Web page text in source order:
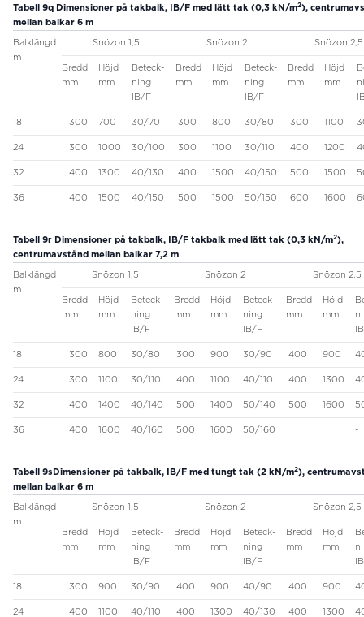
Tabell 9q Dimensioner på takbalk, IB/F med lätt tak (0,3 kN/m2),
mellan balkar 6 m
Balklängd
m
Snözon 1,5 Snözon 2 Snözon 2,5
Bredd
mm
Höjd
mm
Beteck-
ning
IB/F
Bredd
mm
Höjd
mm
Beteck-
ning
IB/F
Bredd
mm
Höjd
mm
18 300 700 30/70 300 800 30/80 300 1100
24 300 1000 30/100 300 1100 30/110 400 1200
32 400 1300 40/130 400 1500 40/150 500 1500
36 400 1500 40/150 500 1500 50/150 600 1600
Tabell 9r Dimensioner på takbalk, IB/F takbalk med lätt tak (0,3 kN/m2),
centrumavstånd mellan balkar 7,2 m
Balklängd
m
Snözon 1,5 Snözon 2 Snözon 2,5
Bredd
mm
Höjd
mm
Beteck-
ning
IB/F
Bredd
mm
Höjd
mm
Beteck-
ning
IB/F
Bredd
mm
Höjd
mm
18 300 800 30/80 300 900 30/90 400 900
24 300 1100 30/110 400 1100 40/110 400 1300
32 400 1400 40/140 500 1400 50/140 500 1600
36 400 1600 40/160 500 1600 50/160 -
Tabell 9s Dimensioner på takbalk, IB/F med tungt tak (2 kN/m2),
mellan balkar 6 m
Balklängd
m
Snözon 1,5 Snözon 2 Snözon 2,5
Bredd
mm
Höjd
mm
Beteck-
ning
IB/F
Bredd
mm
Höjd
mm
Beteck-
ning
IB/F
Bredd
mm
Höjd
mm
18 300 900 30/90 400 900 40/90 400 900
24 400 1100 40/110 400 1300 40/130 400 1300